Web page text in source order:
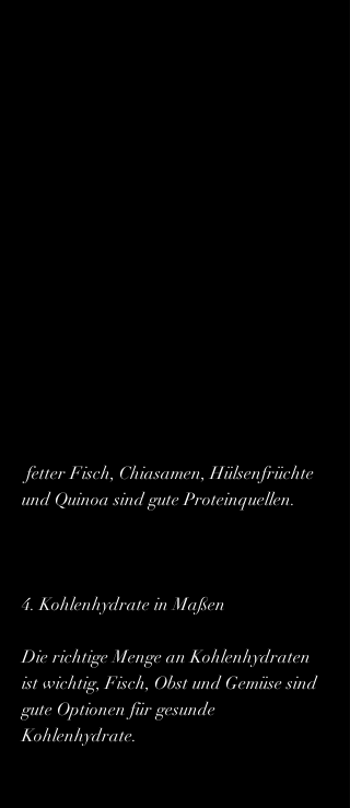
und Quinoa sind gute Proteinquellen.
4. Kohlenhydrate in Maßen
Die richtige Menge an Kohlenhydraten
ist wichtig, Fisch, Obst und Gemüse sind
gute Optionen für gesunde
Kohlenhydrate.